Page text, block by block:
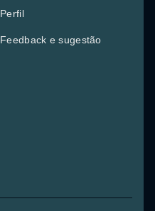
Perfil
Feedback e sugestão